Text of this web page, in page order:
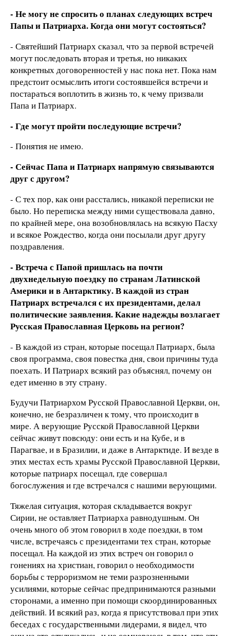
- Не могу не спросить о планах следующих встреч
Папы и Патриарха. Когда они могут состояться?
- Святейший Патриарх сказал, что за первой встречей
могут последовать вторая и третья, но никаких
конкретных договоренностей у нас пока нет. Пока нам
предстоит осмыслить итоги состоявшейся встречи и
постараться воплотить в жизнь то, к чему призвали
Папа и Патриарх.
- Где могут пройти последующие встречи?
- Понятия не имею.
- Сейчас Папа и Патриархнапрямую связываются
друг с другом?
- С тех пор, как они расстались, никакой переписки не
было. Но переписка между ними существовала давно,
по крайней мере, она возобновлялась на всякую Пасху
и всякое Рождество, когда они посылали друг другу
поздравления.
- Встреча с Папой пришлась на почти
двухнедельную поездку по странам Латинской
Америки и в Антарктику. В каждой из стран
Патриарх встречался с их президентами, делал
политические заявления. Какие надежды возлагает
Русская Православная Церковь на регион?
- В каждой из стран, которые посещал Патриарх, была
своя программа, своя повестка дня, свои причины туда
поехать. И Патриарх всякий раз объяснял, почему он
едет именно в эту страну.
Будучи Патриархом Русской Православной Церкви, он,
конечно, не безразличен к тому, что происходит в
мире. А верующие Русской Православной Церкви
сейчас живут повсюду: они есть и на Кубе, и в
Парагвае, и в Бразилии, и даже в Антарктиде. И везде в
этих местах есть храмы Русской Православной Церкви,
которые патриарх посещал, где совершал
богослужения и где встречался с нашими верующими.
Тяжелая ситуация, которая складывается вокруг
Сирии, не оставляет Патриарха равнодушным. Он
очень много об этом говорил в ходе поездки, в том
числе, встречаясь с президентами тех стран, которые
посещал. На каждой из этих встреч он говорил о
гонениях на христиан, говорил о необходимости
борьбы с терроризмом не теми разрозненными
усилиями, которые сейчас предпринимаются разными
сторонами, а именно при помощи скоординированных
действий. И всякий раз, когда я присутствовал при этих
беседах с государственными лидерами, я видел, что